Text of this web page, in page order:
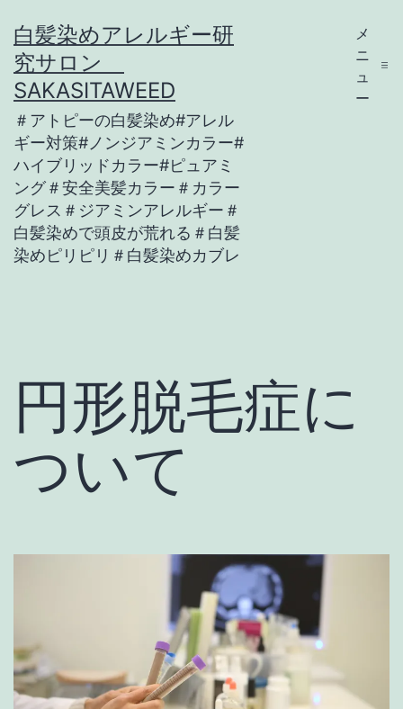
ン
テ
ン
ツ
へ
ス
キ
ッ
白髪染めアレルギー研
究サロン
SAKASITAWEED
＃アトピーの白髪染め#アレル
ギー対策#ノンジアミンカラー#
ハイブリッドカラー#ピュアミ
ング＃安全美髪カラー＃カラー
グレス＃ジアミンアレルギー＃
白髪染めで頭皮が荒れる＃白髪
染めピリピリ＃白髪染めカブレ
メ
ニ
ュ
ー
円形脱毛症に
ついて